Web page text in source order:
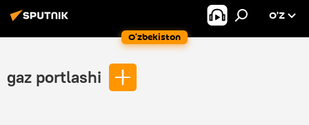
O‘zbekiston
O’Z
gaz portlashi